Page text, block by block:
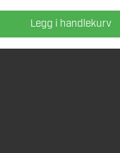
Legg i handlekurv